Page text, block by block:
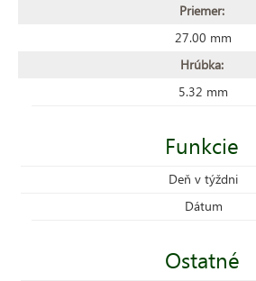
Priemer:
27.00 mm
Hrúbka:
5.32 mm
Funkcie
Deň v týždni
Dátum
Ostatné